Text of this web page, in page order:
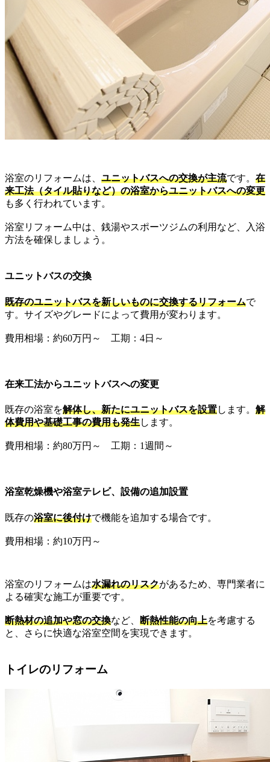
浴室のリフォームは、 ユニットバスへの交換が主流です。 在
来工法（タイル貼りなど）の浴室からユニットバスへの変更
も多く行われています。
浴室リフォーム中は、銭湯やスポーツジムの利用など、入浴
方法を確保しましょう。
ユニットバスの交換
既存のユニットバスを新しいものに交換するリフォームで
す。サイズやグレードによって費用が変わります。
費用相場：約60万円～ 工期：4日～
在来工法からユニットバスへの変更
既存の浴室を解体し、新たにユニットバスを設置します。 解
体費用や基礎工事の費用も発生します。
費用相場：約80万円～ 工期：1週間～
浴室乾燥機や浴室テレビ、設備の追加設置
既存の浴室に後付けで機能を追加する場合です。
費用相場：約10万円～
浴室のリフォームは水漏れのリスクがあるため、専門業者に
よる確実な施工が重要です。
断熱材の追加や窓の交換など、 断熱性能の向上を考慮する
と、さらに快適な浴室空間を実現できます。
トイレのリフォーム